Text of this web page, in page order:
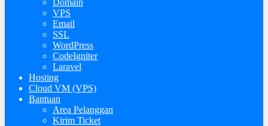
Domain
VPS
Email
SSL
WordPress
CodeIgniter
Laravel
Hosting
Cloud VM (VPS)
Bantuan
Area Pelanggan
Kirim Ticket